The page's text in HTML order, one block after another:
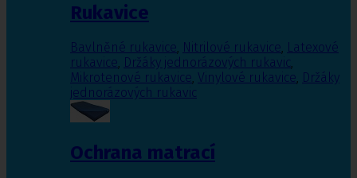
Rukavice
Bavlněné rukavice, Nitrilové rukavice, Latexové
rukavice, Držáky jednorázových rukavic,
Mikrotenové rukavice, Vinylové rukavice, Držáky
jednorázových rukavic
Ochrana matrací